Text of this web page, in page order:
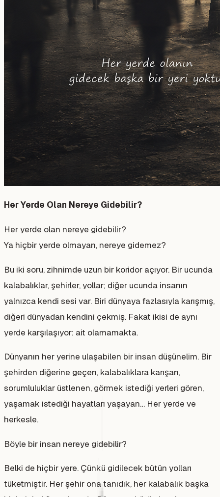
Her Yerde Olan Nereye Gidebilir?
Her yerde olan nereye gidebilir?
Ya hiçbir yerde olmayan, nereye gidemez?
Bu iki soru, zihnimde uzun bir koridor açıyor. Bir ucunda
kalabalıklar, şehirler, yollar; diğer ucunda insanın
yalnızca kendi sesi var. Biri dünyaya fazlasıyla karışmış,
diğeri dünyadan kendini çekmiş. Fakat ikisi de aynı
yerde karşılaşıyor: ait olamamakta.
Dünyanın her yerine ulaşabilen bir insan düşünelim. Bir
şehirden diğerine geçen, kalabalıklara karışan,
sorumluluklar üstlenen, görmek istediği yerleri gören,
yaşamak istediği hayatları yaşayan… Her yerde ve
herkesle.
Böyle bir insan nereye gidebilir?
Belki de hiçbir yere. Çünkü gidilecek bütün yolları
tüketmiştir. Her şehir ona tanıdık, her kalabalık başka